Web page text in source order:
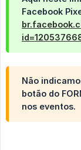
Facebook
Não
botão do
nos eventos.